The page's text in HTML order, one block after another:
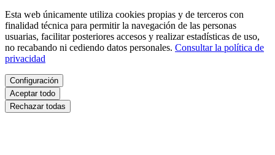
Esta web únicamente utiliza cookies propias y de terceros con
finalidad técnica para permitir la navegación de las personas
usuarias, facilitar posteriores accesos y realizar estadísticas de uso,
no recabando ni cediendo datos personales. Consultar la política de
privacidad
Configuración
Aceptar todo
Rechazar todas